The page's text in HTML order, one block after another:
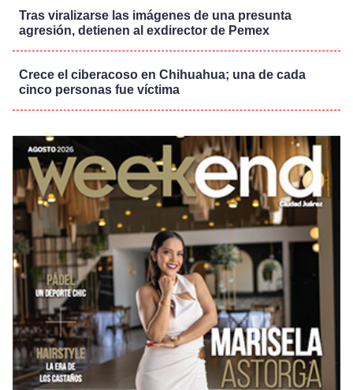
Tras viralizarse las imágenes de una presunta
agresión, detienen al exdirector de Pemex
Crece el ciberacoso en Chihuahua; una de cada
cinco personas fue víctima